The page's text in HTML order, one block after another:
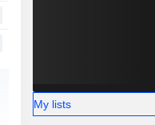
My lists